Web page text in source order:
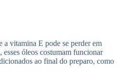
a vitamina E pode se perder em
esses óleos costumam funcionar
ao final do preparo, como